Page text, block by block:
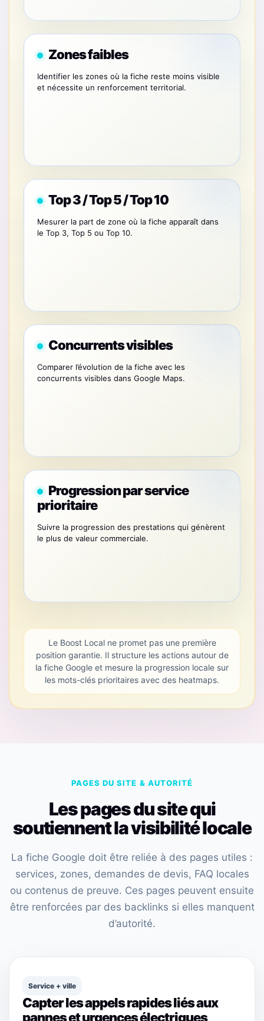
Zones faibles
Identifier les zones où la fiche reste moins visible
et nécessite un renforcement territorial.
Top 3 / Top 5 / Top 10
Mesurer la part de zone où la fiche apparaît dans
le Top 3, Top 5 ou Top 10.
Concurrents visibles
Comparer l’évolution de la fiche avec les
concurrents visibles dans Google Maps.
Progression par service
prioritaire
Suivre la progression des prestations qui génèrent
le plus de valeur commerciale.
Le Boost Local ne promet pas une première
position garantie. Il structure les actions autour de
la fiche Google et mesure la progression locale sur
les mots-clés prioritaires avec des heatmaps.
PAGES DU SITE & AUTORITÉ
Les pages du site qui
soutiennent la visibilité locale
La fiche Google doit être reliée à des pages utiles :
services, zones, demandes de devis, FAQ locales
ou contenus de preuve. Ces pages peuvent ensuite
être renforcées par des backlinks si elles manquent
d’autorité.
Service + ville
Capter les appels rapides liés aux
pannes et urgences électriques